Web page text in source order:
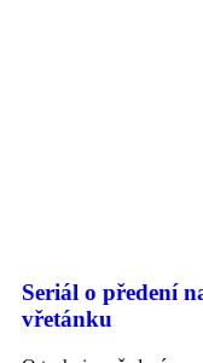
Seriál o předení
vřetánku